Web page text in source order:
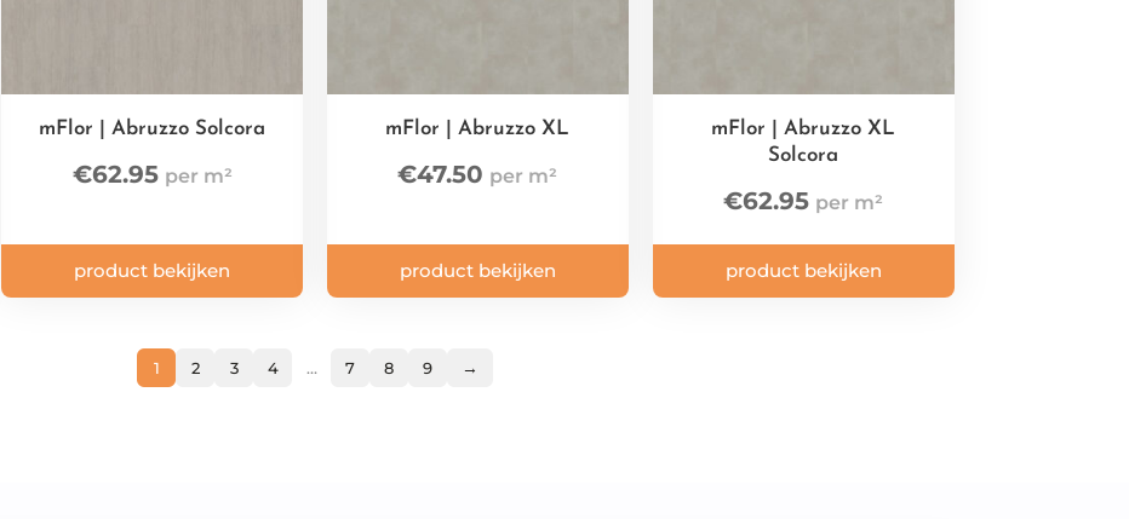
mFlor | Abruzzo Solcora
€62.95
product bekijken
mFlor | Abruzzo XL
€47.50
product bekijken
mFlor | Abruzzo XL
Solcora
€62.95
product bekijken
1 2 3 4 … 7 8 9 →